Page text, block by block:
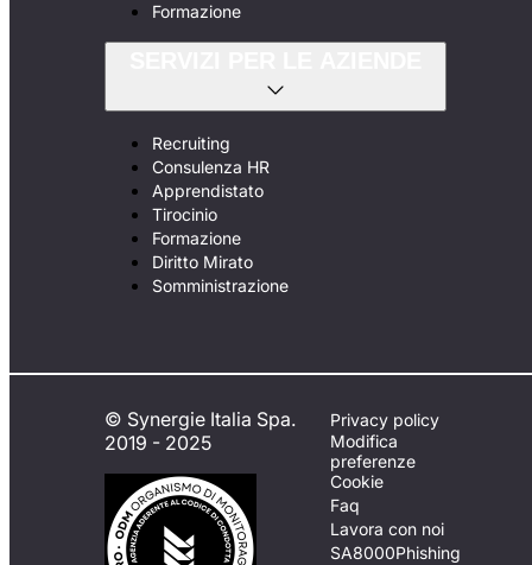
Formazione
Recruiting
Consulenza HR
Apprendistato
Tirocinio
Formazione
Diritto Mirato
Somministrazione
© Synergie Italia Spa.
2019 - 2025
Privacy policy
Modifica
preferenze
Cookie
Faq
Lavora con noi
SA8000Phishing